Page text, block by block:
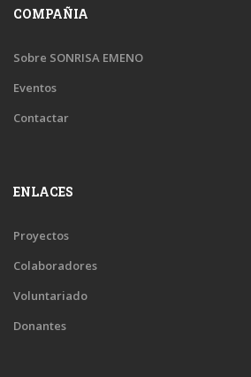
COMPAÑIA
Sobre SONRISA EMENO
Eventos
Contactar
ENLACES
Proyectos
Colaboradores
Voluntariado
Donantes